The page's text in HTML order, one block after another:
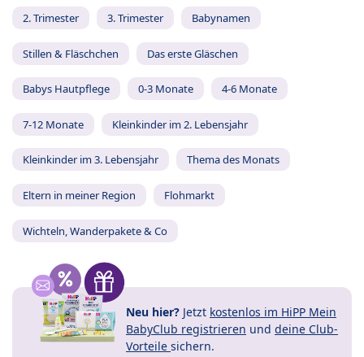
2. Trimester 3. Trimester Babynamen
Stillen & Fläschchen Das erste Gläschen
Babys Hautpflege 0-3 Monate 4-6 Monate
7-12 Monate Kleinkinder im 2. Lebensjahr
Kleinkinder im 3. Lebensjahr Thema des Monats
Eltern in meiner Region Flohmarkt
Wichteln, Wanderpakete & Co
Neu hier? Jetzt kostenlos im HiPP Mein
BabyClub registrieren und deine Club-
Vorteile sichern.